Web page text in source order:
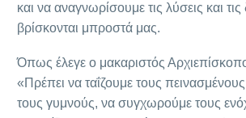
και να αναγνωρίσουμε τις λύσεις και
βρίσκονται μπροστά μας.
Όπως έλεγε ο μακαριστός
«Πρέπει να ταΐζουμε τους
τους γυμνούς, να συγχωρούμε τους